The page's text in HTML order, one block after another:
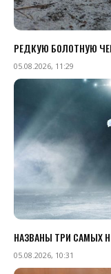
РЕДКУЮ БОЛОТНУЮ
05.08.2026, 11:29
НАЗВАНЫ ТРИ САМЫХ
05.08.2026, 10:31